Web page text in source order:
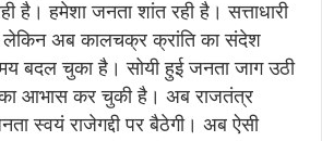
है। हमेशा जनता शांत रही है। सत्ताधारी
लेकिन अब कालचक्र क्रांति का संदेश
बदल चुका है। सोयी हुई जनता जाग उठी
आभास कर चुकी है। अब राजतंत्र
स्वयं राजेगद्दी पर बैठेगी। अब ऐसी